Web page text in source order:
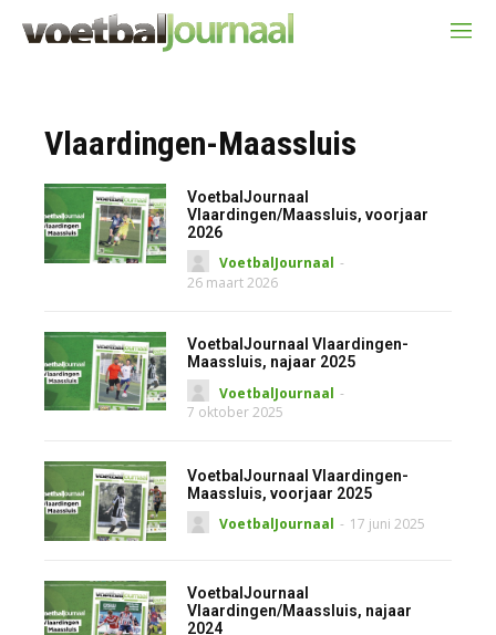
Vlaardingen-Maassluis
VoetbalJournaal
Vlaardingen/Maassluis, voorjaar
2026
VoetbalJournaal -
26 maart 2026
VoetbalJournaal Vlaardingen-
Maassluis, najaar 2025
VoetbalJournaal -
7 oktober 2025
VoetbalJournaal Vlaardingen-
Maassluis, voorjaar 2025
VoetbalJournaal - 17 juni 2025
VoetbalJournaal
Vlaardingen/Maassluis, najaar
2024